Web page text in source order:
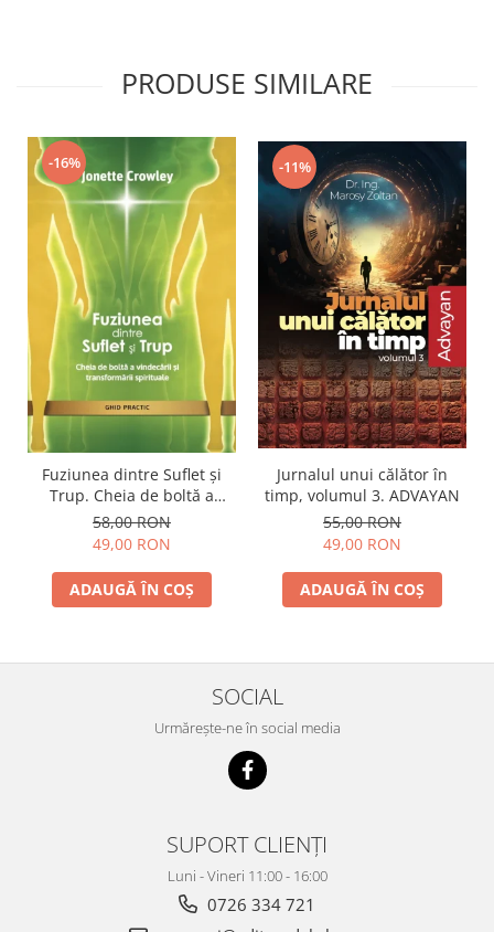
PRODUSE SIMILARE
-16%
Fuziunea dintre Suflet și
Trup. Cheia de boltă a
vindecării și transformării
spirituale
58,00 RON
49,00 RON
ADAUGĂ ÎN COȘ
-11%
Jurnalul unui călător în
timp, volumul 3. ADVAYAN
55,00 RON
49,00 RON
ADAUGĂ ÎN COȘ
SOCIAL
Urmărește-ne în social media
SUPORT CLIENȚI
Luni - Vineri 11:00 - 16:00
0726 334 721